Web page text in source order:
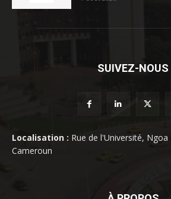
SUIVEZ-NOUS
Localisation : Rue de l'Université, Ngoa
Cameroun